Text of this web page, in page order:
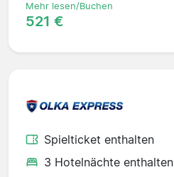
Mehr lesen/Buchen
521 €
Spielticket enthalten
3 Hotelnächte enthalten